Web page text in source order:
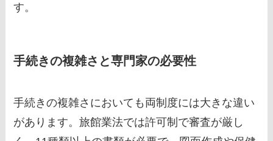
す。
手続きの複雑さと専門家の必要性
手続きの複雑さにおいても両制度には大きな違い
があります。旅館業法では許可制で審査が厳し